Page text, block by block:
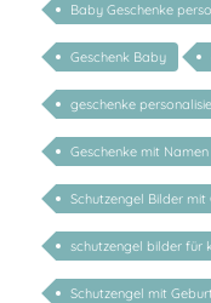
Baby Geschenke
Geschenk Baby
geschenke
Geschenke mit Namen
Schutzengel Bilder mit
schutzengel bilder für
Schutzengel mit